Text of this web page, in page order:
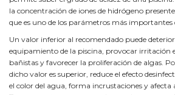
la concentración de iones de hidrógeno
que es uno de los parámetros más importantes
Un valor inferior al recomendado puede
equipamiento de la piscina, provocar irritación
bañistas y favorecer la proliferación de algas.
dicho valor es superior, reduce el efecto
el color del agua, forma incrustaciones y afecta